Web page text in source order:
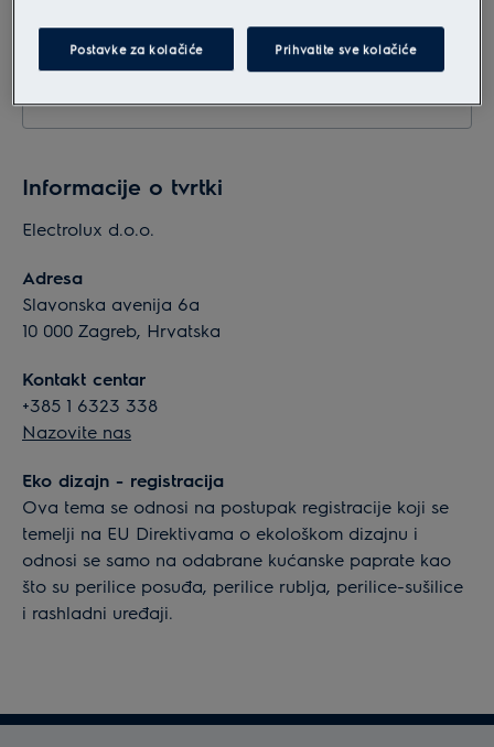
Informacije o tvrtki
Electrolux d.o.o.
Adresa
Slavonska avenija 6a
10 000 Zagreb, Hrvatska
Kontakt centar
+385 1 6323 338
Nazovite nas
Eko dizajn - registracija
Ova tema se odnosi na postupak registracije koji se
temelji na EU Direktivama o ekološkom dizajnu i
odnosi se samo na odabrane kućanske paprate kao
što su perilice posuđa, perilice rublja, perilice-sušilice
i rashladni uređaji.
Postavke za kolačiće Prihvatite sve kolačiće